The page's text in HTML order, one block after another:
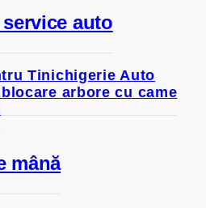
auto
Tinichigerie Auto
arbore cu came
mână